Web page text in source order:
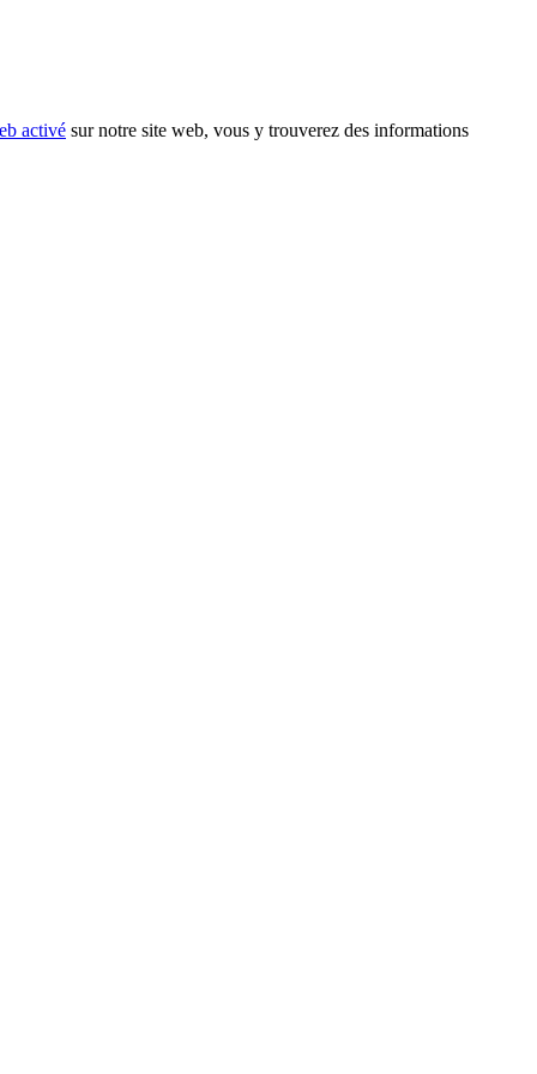
activé sur notre site web, vous y trouverez des informations